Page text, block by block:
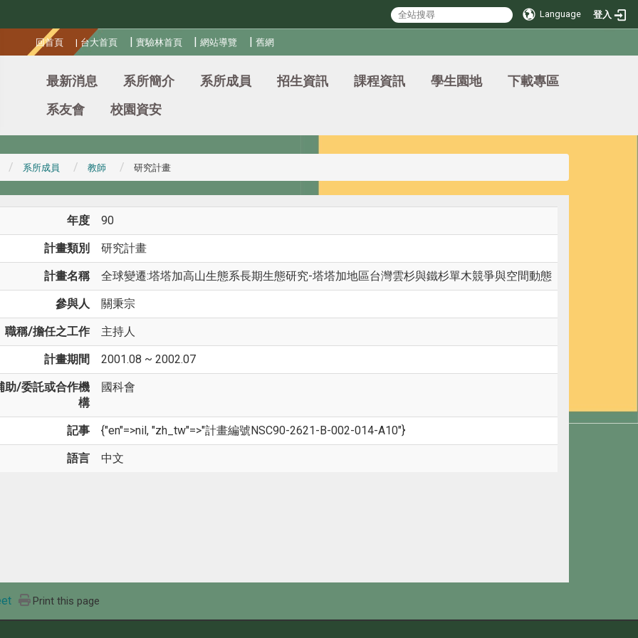
Language 登入
回首頁 | 台大首頁 | 實驗林首頁 |網站導覽 |舊網
最新消息 系所簡介 系所成員 招生資訊 課程資訊 學生園地
下載專區
系友會
校園資安
系所成員 教師 研究計畫
年度 90
計畫類別 研究計畫
計畫名稱 全球變遷:塔塔加高山生態系長期生態研究-塔塔加地區台灣雲杉與鐵杉單木競爭與空間動態
參與人 關秉宗
職稱/擔任之工作 主持人
計畫期間 2001.08 ~ 2002.07
助/委託或合作機
構
國科會
記事 {"en"=>nil, "zh_tw"=>"計畫編號NSC90-2621-B-002-014-A10"}
語言 中文
Print this page